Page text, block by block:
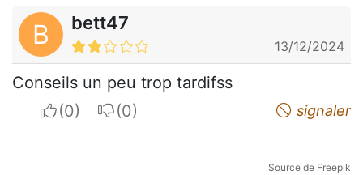
B bett47
13/12/2024
Conseils un peu trop tardifss
I apreciateI do not appreciate signaler
Source de Freepik